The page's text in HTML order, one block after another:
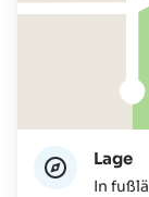
Lage
In